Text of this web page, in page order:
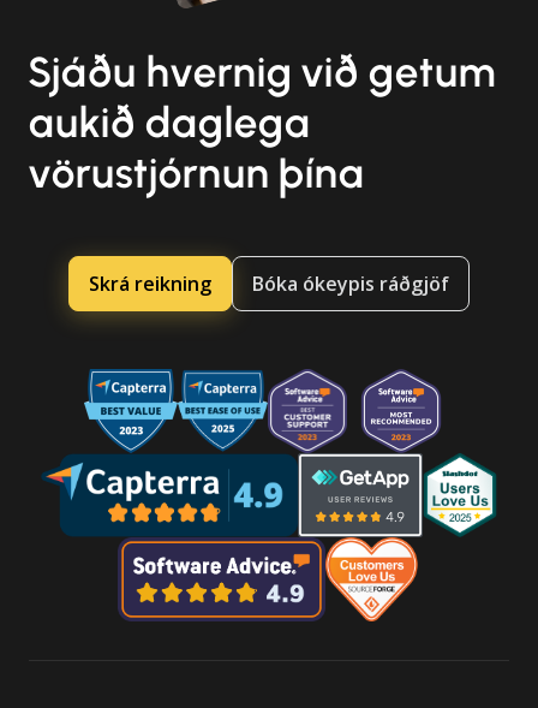
Sjáðu hvernig við getum
aukið daglega
vörustjórnun þína
Skrá reikning Bóka ókeypis ráðgjöf